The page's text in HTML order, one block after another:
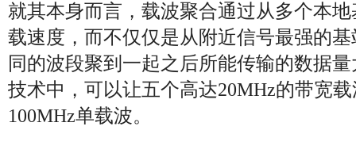
就其本身而言，载波聚合通过从多个本
载速度，而不仅仅是从附近信号最强的
同的波段聚到一起之后所能传输的数据
技术中，可以让五个高达20MHz的带宽
100MHz单载波。